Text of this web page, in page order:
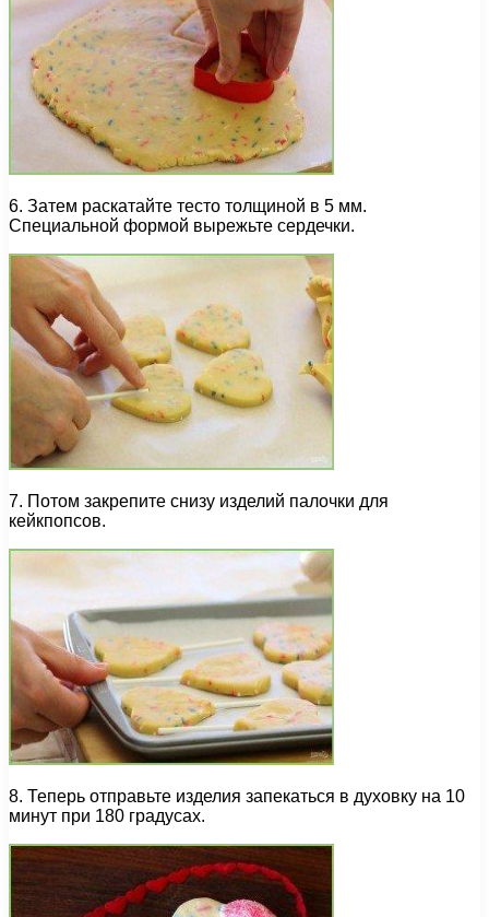
6. Затем раскатайте тесто толщиной в 5 мм.
Специальной формой вырежьте сердечки.
7. Потом закрепите снизу изделий палочки для
кейкпопсов.
8. Теперь отправьте изделия запекаться в духовку на 10
минут при 180 градусах.